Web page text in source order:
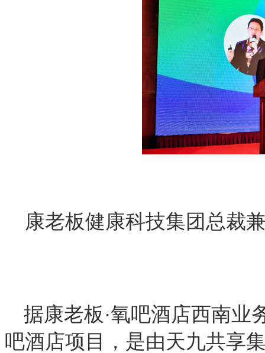
康老板健康科技集团总裁
据康老板·氧吧酒店西南业
吧酒店项目，是由天九共享